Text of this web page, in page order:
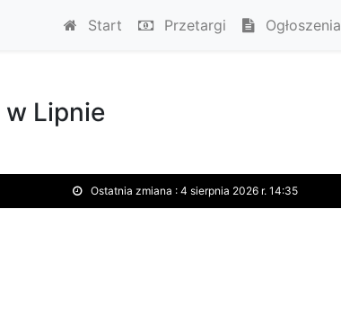
Start Przetargi Ogłoszenia
w Lipnie
Ostatnia zmiana : 4 sierpnia 2026 r. 14:35